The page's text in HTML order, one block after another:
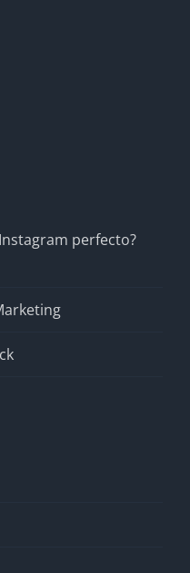
perfecto?